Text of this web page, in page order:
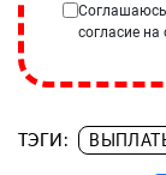
согласие
ТЭГИ: